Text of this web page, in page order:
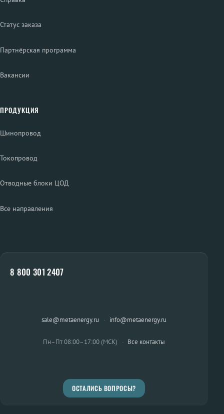
Статус заказа
Партнёрская программа
Вакансии
ПРОДУКЦИЯ
Шинопровод
Токопровод
Отводные блоки ЦОД
Все направления
8 800 301 2407
sale@metaenergy.ru · info@metaenergy.ru
Пн–Пт 08:00–17:00 (МСК) · Все контакты
ОСТАЛИСЬ ВОПРОСЫ?